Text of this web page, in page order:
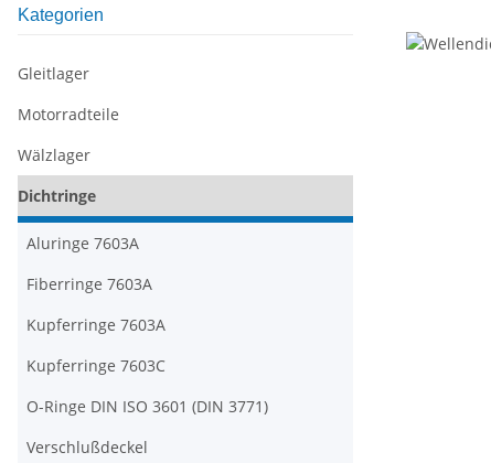
Kategorien
Gleitlager
Motorradteile
Wälzlager
Dichtringe
Aluringe 7603A
Fiberringe 7603A
Kupferringe 7603A
Kupferringe 7603C
O-Ringe DIN ISO 3601 (DIN 3771)
Verschlußdeckel